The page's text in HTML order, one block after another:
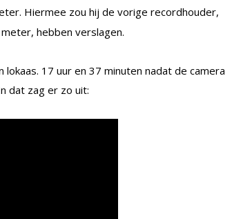
Hiermee zou hij de vorige recordhouder,
hebben verslagen.
17 uur en 37 minuten nadat de camera
dat zag er zo uit: